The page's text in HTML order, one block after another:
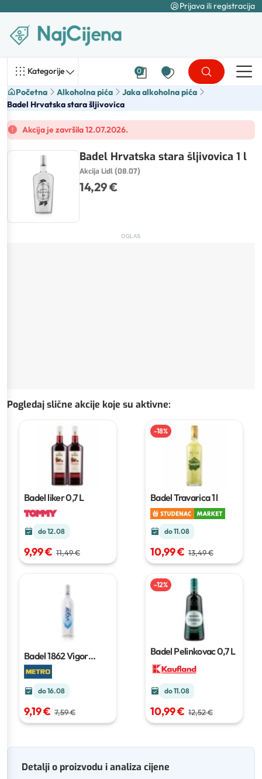
Prijava ili registracija
Kategorije 0
Početna Alkoholna pića
Jaka alkoholna pića
Badel Hrvatska stara šljivovica
Akcija je završila 12.07.2026.
Badel Hrvatska stara šljivovica 1 l
Akcija Lidl (08.07)
14,29 €
OGLAS
Pogledaj slične akcije koje su aktivne:
Badel liker0,7 L
do 12.08
9,99 € 11,49 €
-18%
Badel Travarica1 l
do 11.08
10,99 € 13,49 €
Badel 1862 Vigor
vodka0,7 l
do 16.08
9,19 € 7,59 €
-12%
Badel Pelinkovac0,7 L
do 11.08
10,99 € 12,52 €
Detalji o proizvodu i analiza cijene